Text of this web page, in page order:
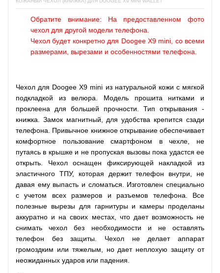
Обратите внимание: На предоставленном фото
чехол для другой модели телефона.
Чехол будет конкретно для Doogee X9 mini, со всеми
размерами, вырезами и особенностями телефона.
Чехол для Doogee X9 mini из натуральной кожи с мягкой
подкладкой из велюра. Модель прошита нитками и
проклеена для большей прочности. Тип открывания -
книжка. Замок магнитный, для удобства крепится сзади
телефона. Привычное книжное открывание обеспечивает
комфортное пользование смартфоном в чехле, не
путаясь в крышке и не пропуская вызовы пока удастся ее
открыть. Чехол оснащен фиксирующей накладкой из
эластичного ТПУ, которая держит телефон внутри, не
давая ему выпасть и сломаться. Изготовлен специально
с учетом всех размеров и разъемов телефона. Все
полезные вырезы для гарнитуры и камеры проделаны
аккуратно и на своих местах, что дает возможность не
снимать чехол без необходимости и не оставлять
телефон без защиты. Чехол не делает аппарат
громоздким или тяжелым, но дает неплохую защиту от
неожиданных ударов или падения.